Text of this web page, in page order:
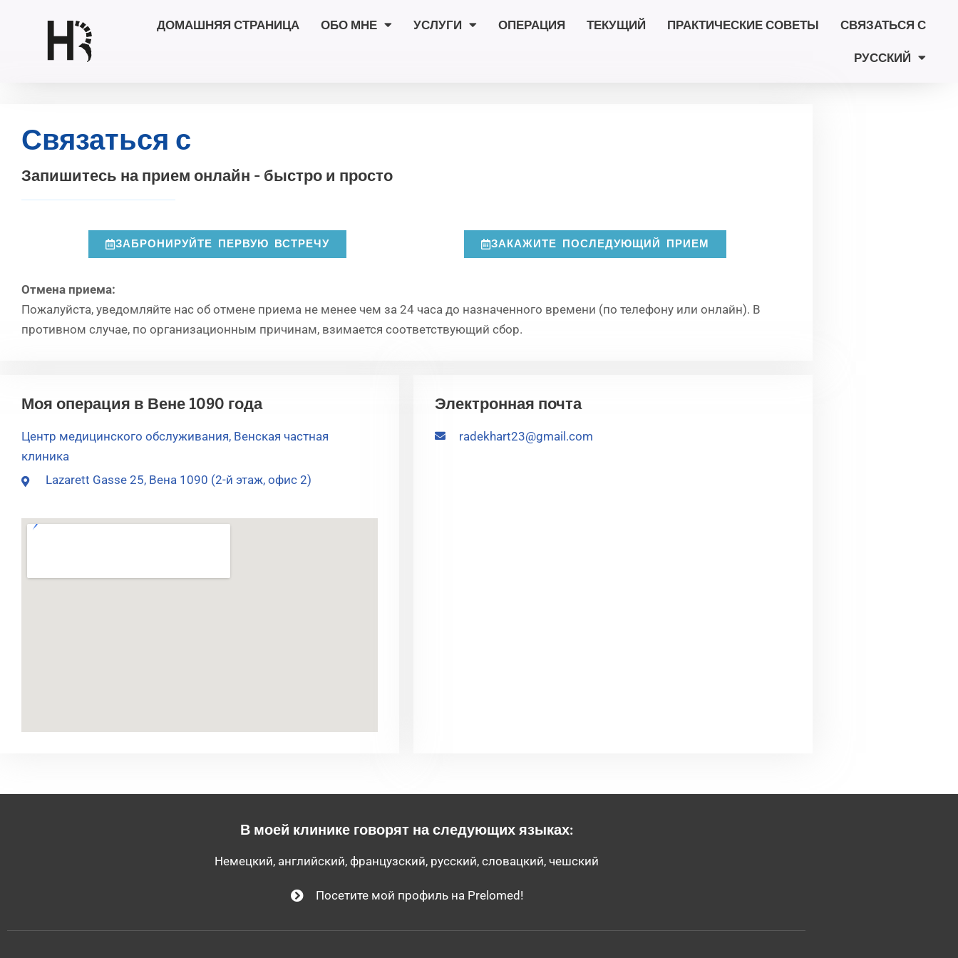
Перейти
ДОМАШНЯЯ СТРАНИЦА ОБО МНЕ УСЛУГИ ОПЕРАЦИЯ ТЕКУЩИЙ ПРАКТИЧЕСКИЕ СОВЕТЫ СВЯЗАТЬСЯ С
РУССКИЙ
Связаться с
Запишитесь на прием онлайн - быстро и просто
ЗАБРОНИРУЙТЕ ПЕРВУЮ ВСТРЕЧУ ЗАКАЖИТЕ ПОСЛЕДУЮЩИЙ ПРИЕМ
Отмена приема:
Пожалуйста, уведомляйте нас об отмене приема не менее чем за 24 часа до назначенного времени (по телефону или онлайн). В
противном случае, по организационным причинам, взимается соответствующий сбор.
Моя операция в Вене 1090 года
Центр медицинского обслуживания, Венская частная
клиника
Lazarett Gasse 25, Вена 1090 (2-й этаж, офис 2)
Электронная почта
radekhart23@gmail.com
В моей клинике говорят на следующих языках:
Немецкий, английский, французский, русский, словацкий, чешский
Посетите мой профиль на Prelomed!